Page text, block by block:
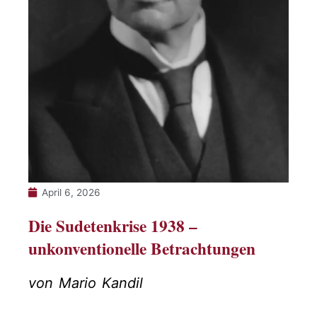
April 6, 2026
Die Sudetenkrise 1938 –
unkonventionelle Betrachtungen
von Mario Kandil